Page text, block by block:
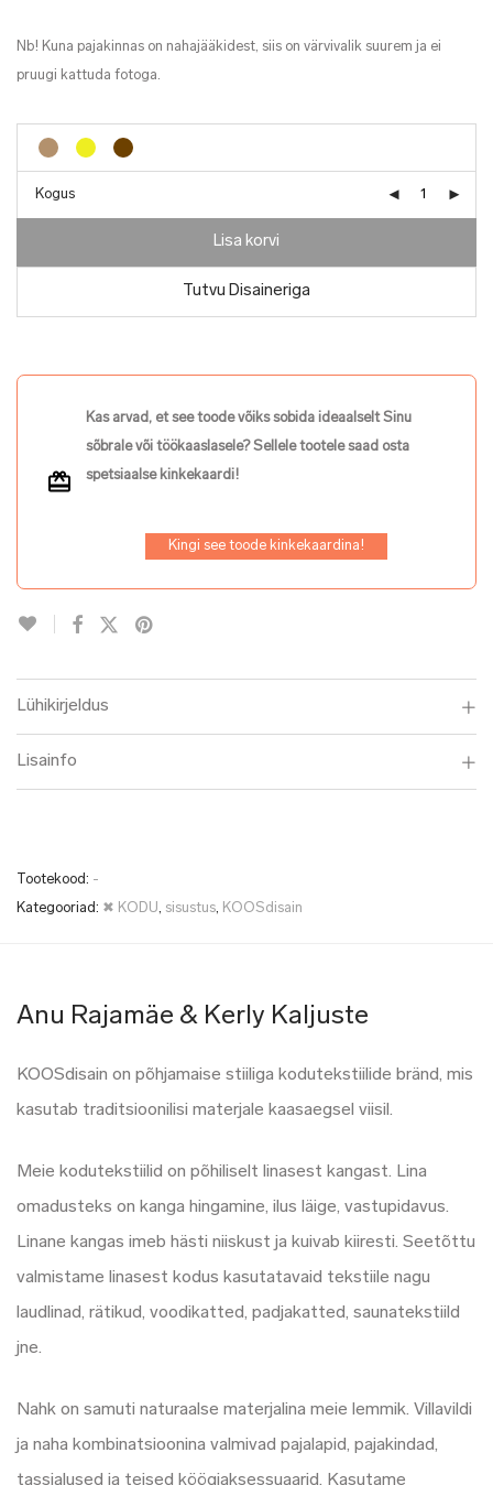
Nb! Kuna pajakinnas on nahajääkidest, siis on värvivalik suurem ja ei
pruugi kattuda fotoga.
Kogus
Lisa korvi
Tutvu Disaineriga
Kas arvad, et see toode võiks sobida ideaalselt Sinu
sõbrale või töökaaslasele? Sellele tootele saad osta
spetsiaalse kinkekaardi!
Kingi see toode kinkekaardina!
Lühikirjeldus
Lisainfo
Tootekood: -
Kategooriad: ✖ KODU, sisustus, KOOSdisain
Anu Rajamäe & Kerly Kaljuste
KOOSdisain on põhjamaise stiiliga kodutekstiilide bränd, mis
kasutab traditsioonilisi materjale kaasaegsel viisil.
Meie kodutekstiilid on põhiliselt linasest kangast. Lina
omadusteks on kanga hingamine, ilus läige, vastupidavus.
Linane kangas imeb hästi niiskust ja kuivab kiiresti. Seetõttu
valmistame linasest kodus kasutatavaid tekstiile nagu
laudlinad, rätikud, voodikatted, padjakatted, saunatekstiild
jne.
Nahk on samuti naturaalse materjalina meie lemmik. Villavildi
ja naha kombinatsioonina valmivad pajalapid, pajakindad,
tassialused ja teised köögiaksessuaarid. Kasutame